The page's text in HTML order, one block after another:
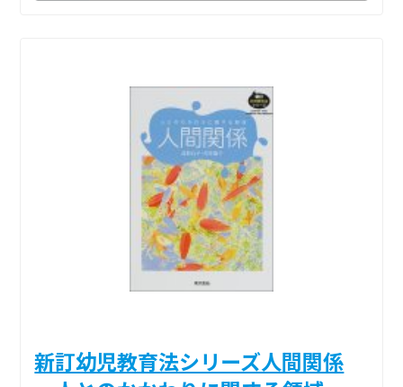
新訂幼児教育法シリーズ人間関係